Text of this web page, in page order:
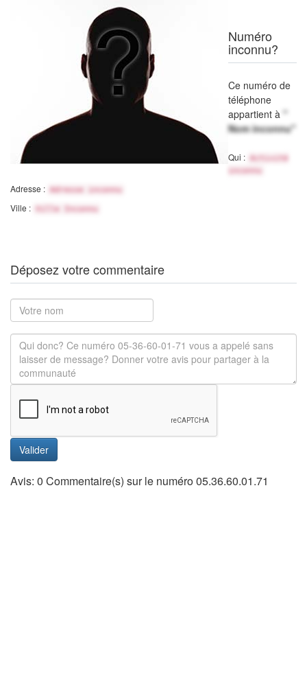
Numéro
inconnu?
Ce numéro de
téléphone
appartient à "
Nom inconnu"
Qui :
Activité
inconnu
Adresse : Adresse inconnu
Ville : Ville Inconnu
Déposez votre commentaire
Valider
Avis: 0 Commentaire(s) sur le numéro 05.36.60.01.71